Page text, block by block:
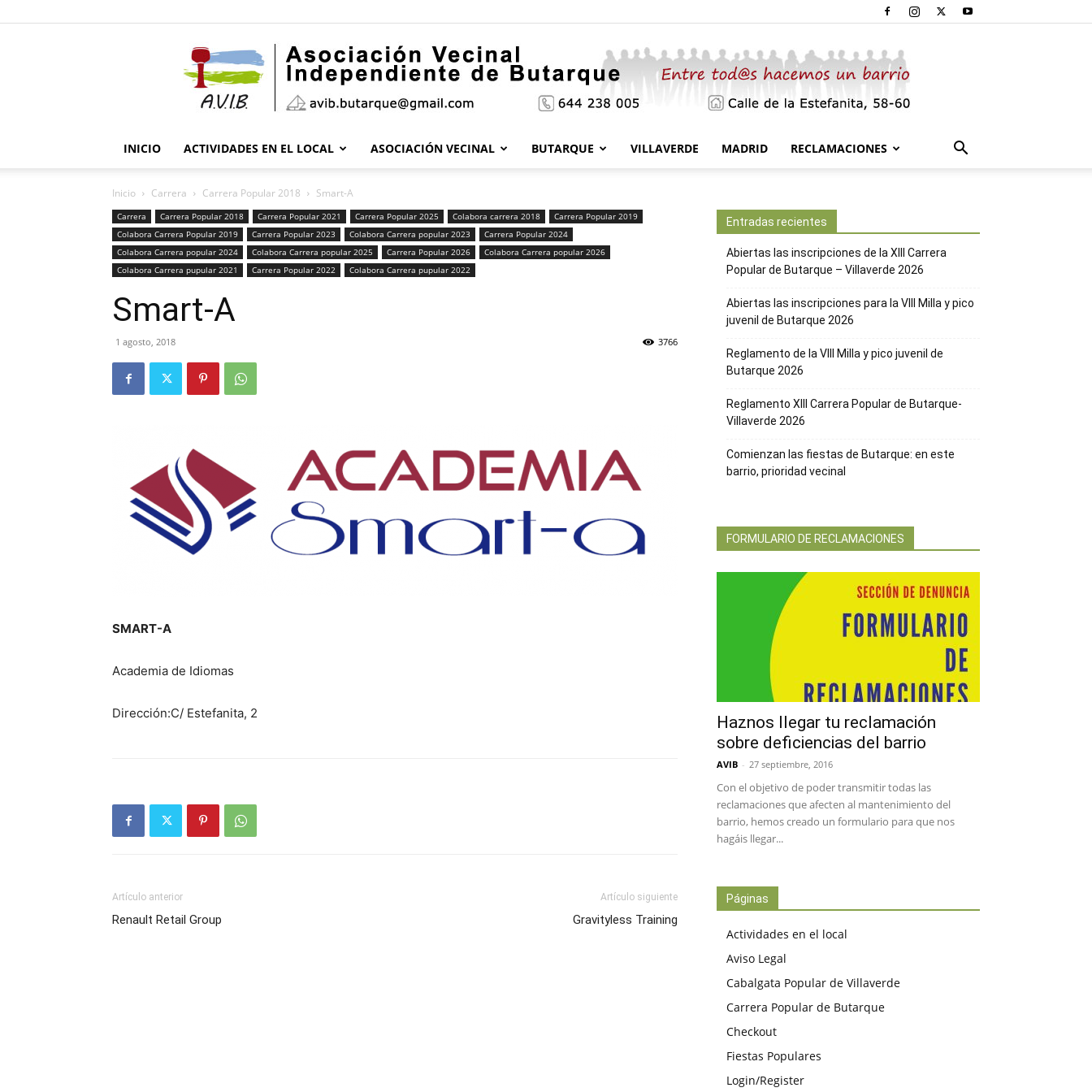
de
INICIO ACTIVIDADES EN EL LOCAL ASOCIACIÓN VECINAL BUTARQUE VILLAVERDE MADRID RECLAMACIONES
Inicio Carrera Carrera Popular 2018 Smart-A
Carrera Carrera Popular 2018 Carrera Popular 2021 Carrera Popular 2025 Colabora carrera 2018
Carrera Popular 2019
Colabora Carrera Popular 2019
Carrera Popular 2023 Colabora Carrera popular 2023
Carrera Popular 2024
Colabora Carrera popular 2024
Colabora Carrera popular 2025 Carrera Popular 2026
Colabora Carrera popular 2026
Colabora Carrera pupular 2021
Carrera Popular 2022 Colabora Carrera pupular 2022
Smart-A
1 agosto, 2018 3766
SMART-A
Academia de Idiomas
Dirección:C/ Estefanita, 2
Artículo anterior
Renault Retail Group
Artículo siguiente
Gravityless Training
Entradas recientes
Abiertas las inscripciones de la XIII Carrera
Popular de Butarque – Villaverde 2026
Abiertas las inscripciones para la VIII Milla y pico
juvenil de Butarque 2026
Reglamento de la VIII Milla y pico juvenil de
Butarque 2026
Reglamento XIII Carrera Popular de Butarque-
Villaverde 2026
Comienzan las fiestas de Butarque: en este
barrio, prioridad vecinal
FORMULARIO DE RECLAMACIONES
Haznos llegar tu reclamación
sobre deficiencias del barrio
AVIB - 27 septiembre, 2016
Con el objetivo de poder transmitir todas las
reclamaciones que afecten al mantenimiento del
barrio, hemos creado un formulario para que nos
hagáis llegar...
Páginas
Actividades en el local
Aviso Legal
Cabalgata Popular de Villaverde
Carrera Popular de Butarque
Checkout
Fiestas Populares
Login/Register